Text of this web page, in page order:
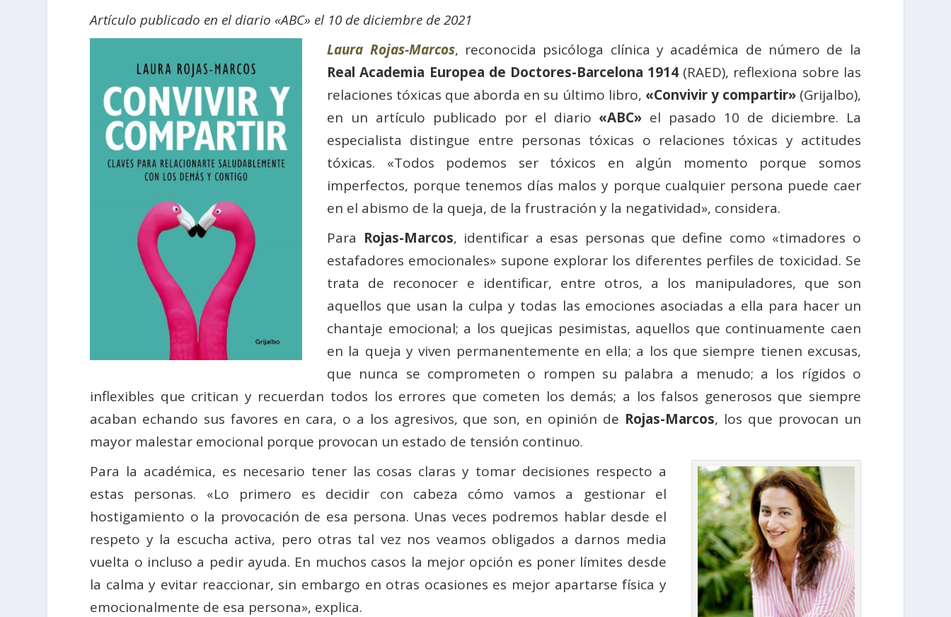
Artículo publicado en el diario «ABC» el 10 de diciembre de 2021
Laura Rojas-Marcos, reconocida psicóloga clínica y académica de número de la
Real Academia Europea de Doctores-Barcelona 1914 (RAED), reflexiona sobre las
relaciones tóxicas que aborda en su último libro, «Convivir y compartir»(Grijalbo),
en un artículo publicado por el diario «ABC» el pasado 10 de diciembre. La
especialista distingue entre personas tóxicas o relaciones tóxicas y actitudes
tóxicas. «Todos podemos ser tóxicos en algún momento porque somos
imperfectos, porque tenemos días malos y porque cualquier persona puede caer
en el abismo de la queja, de la frustración y la negatividad», considera.
Para Rojas-Marcos, identificar a esas personas que define como «timadores o
estafadores emocionales» supone explorar los diferentes perfiles de toxicidad. Se
trata de reconocer e identificar, entre otros, a los manipuladores, que son
aquellos que usan la culpa y todas las emociones asociadas a ella para hacer un
chantaje emocional; a los quejicas pesimistas, aquellos que continuamente caen
en la queja y viven permanentemente en ella; a los que siempre tienen excusas,
que nunca se comprometen o rompen su palabra a menudo; a los rígidos o
inflexibles que critican y recuerdan todos los errores que cometen los demás; a los falsos generosos que siempre
acaban echando sus favores en cara, o a los agresivos, que son, en opinión de Rojas-Marcos, los que provocan un
mayor malestar emocional porque provocan un estado de tensión continuo.
Para la académica, es necesario tener las cosas claras y tomar decisiones respecto a
estas personas. «Lo primero es decidir con cabeza cómo vamos a gestionar el
hostigamiento o la provocación de esa persona. Unas veces podremos hablar desde el
respeto y la escucha activa, pero otras tal vez nos veamos obligados a darnos media
vuelta o incluso a pedir ayuda. En muchos casos la mejor opción es poner límites desde
la calma y evitar reaccionar, sin embargo en otras ocasiones es mejor apartarse física y
emocionalmente de esa persona», explica.